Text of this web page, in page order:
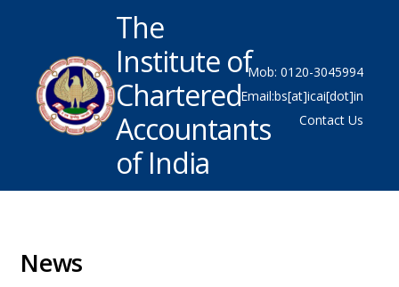
The
Institute of
Chartered
Accountants
of India
Mob: 0120-3045994
Email:bs[at]icai[dot]in
Contact Us
News